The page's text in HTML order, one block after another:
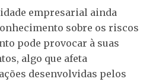
empresarial ainda
sobre os riscos
pode provocar à suas
algo que afeta
desenvolvidas pelos